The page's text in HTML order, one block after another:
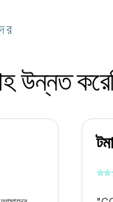
উন্নত
⭐⭐